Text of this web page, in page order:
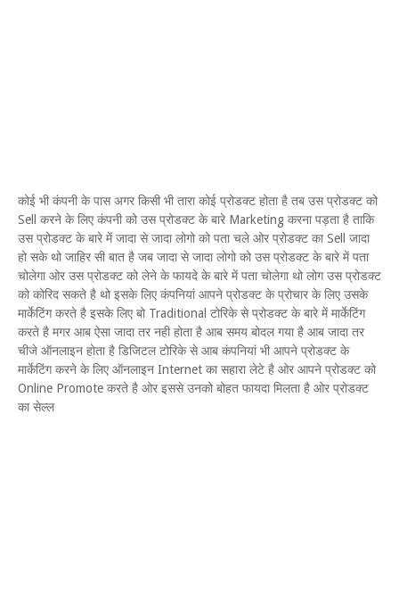
कोई भी कंपनी के पास अगर किसी भी तारा कोई प्रोडक्ट होता है तब उस प्रोडक्ट को
Sell करने के लिए कंपनी को उस प्रोडक्ट के बारे Marketing करना पड़ता है ताकि
उस प्रोडक्ट के बारे में जादा से जादा लोगो को पता चले ओर प्रोडक्ट का Sell जादा
हो सके थो जाहिर सी बात है जब जादा से जादा लोगो को उस प्रोडक्ट के बारे में पता
चोलेगा ओर उस प्रोडक्ट को लेने के फायदे के बारे में पता चोलेगा थो लोग उस प्रोडक्ट
को कोरिद सकते है थो इसके लिए कंपनियां आपने प्रोडक्ट के प्रोचार के लिए उसके
मार्केटिंग करते है इसके लिए बो Traditional टोरिके से प्रोडक्ट के बारे में मार्केटिंग
करते है मगर आब ऐसा जादा तर नही होता है आब समय बोदल गया है आब जादा तर
चीजे ऑनलाइन होता है डिजिटल टोरिके से आब कंपनियां भी आपने प्रोडक्ट के
मार्केटिंग करने के लिए ऑनलाइन Internet का सहारा लेटे है ओर आपने प्रोडक्ट को
Online Promote करते है ओर इससे उनको बोहत फायदा मिलता है ओर प्रोडक्ट
का सेल्ल